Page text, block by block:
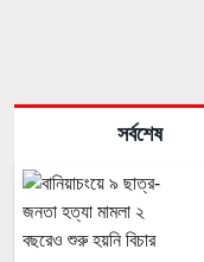
সর্বশেষ